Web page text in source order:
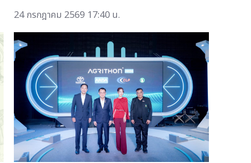
24 กรกฎาคม 2569 17:40 น.